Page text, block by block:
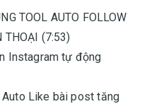
TOOL AUTO FOLLOW
THOẠI (7:53)
Instagram tự động
Like bài post tăng